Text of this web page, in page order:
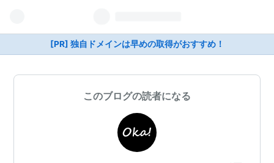
[PR] 独自ドメインは早めの取得がおすすめ！
このブログの読者になる